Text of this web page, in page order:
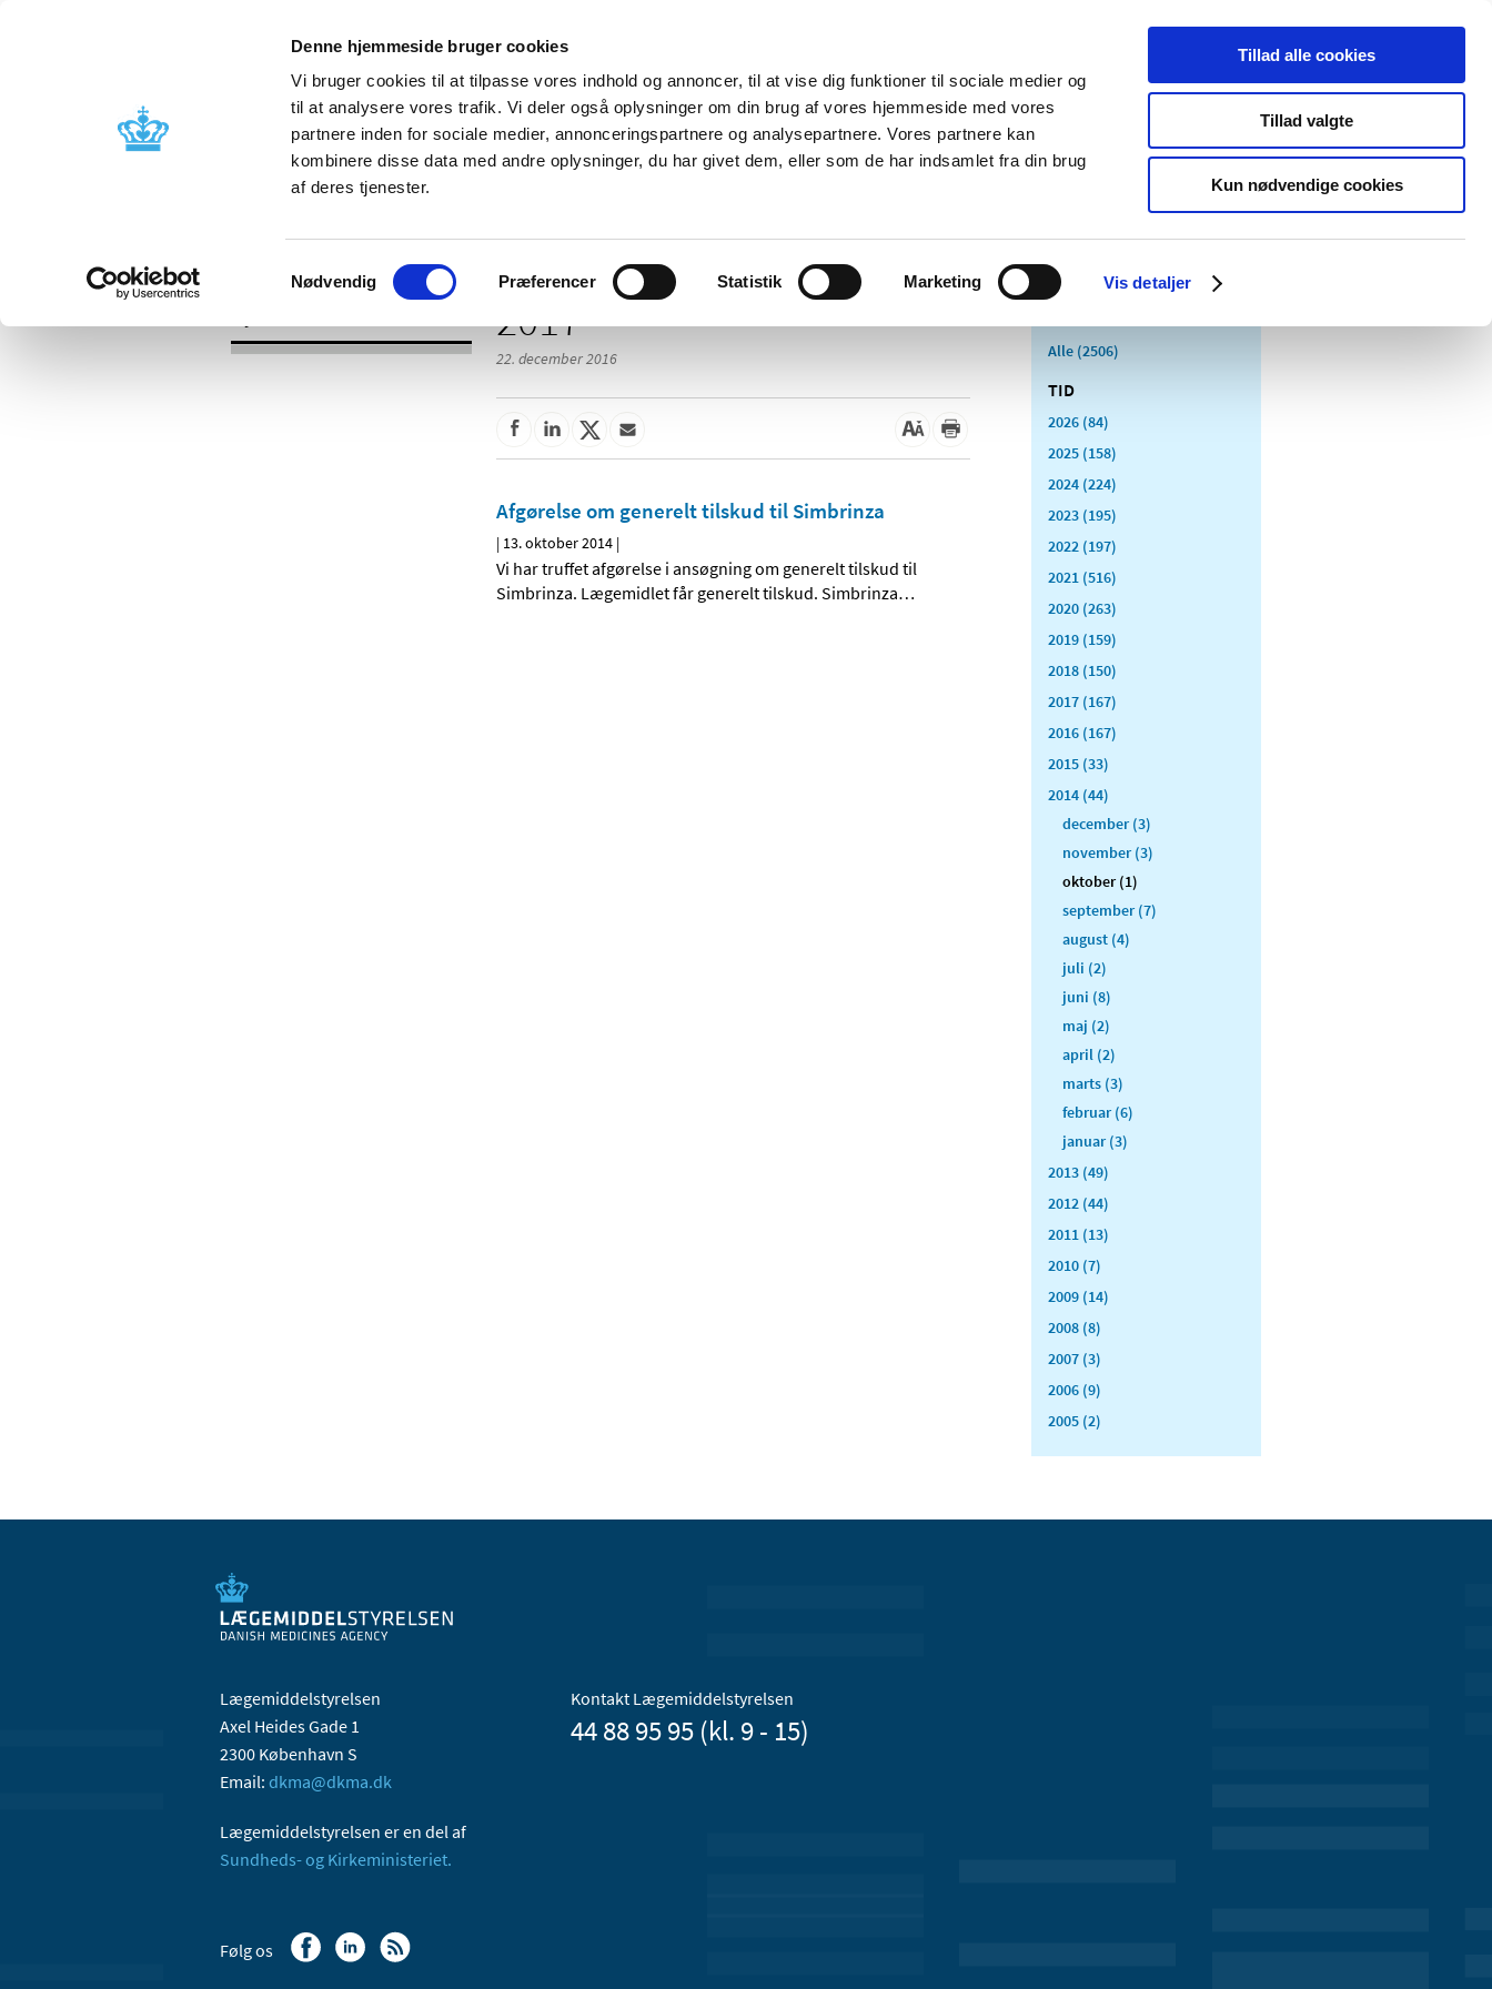
Denne hjemmeside bruger cookies
Vi bruger cookies til at tilpasse vores indhold og annoncer, til at vise dig funktioner til sociale medier og
til at analysere vores trafik. Vi deler også oplysninger om din brug af vores hjemmeside med vores
partnere inden for sociale medier, annonceringspartnere og analysepartnere. Vores partnere kan
kombinere disse data med andre oplysninger, du har givet dem, eller som de har indsamlet fra din brug
af deres tjenester.
Samtykkevalg
Nødvendig Præferencer Statistik Marketing Vis detaljer
Tillad alle cookies
Tillad valgte
Kun nødvendige cookies
Nyheder Om os Kontakt Udgivelser
Godkendelse og
Bivirkninger og
produktinformation
Tilskud og
Apoteker og salg af
Medicinsk
Særlige
produktområder
2017
22. december 2016
Afgørelse om generelt tilskud til Simbrinza
| 13. oktober 2014 |
Vi har truffet afgørelse i ansøgning om generelt tilskud til
Simbrinza. Lægemidlet får generelt tilskud. Simbrinza…
Alle (2506)
TID
2026 (84)
2025 (158)
2024 (224)
2023 (195)
2022 (197)
2021 (516)
2020 (263)
2019 (159)
2018 (150)
2017 (167)
2016 (167)
2015 (33)
2014 (44)
december (3)
november (3)
oktober (1)
september (7)
august (4)
juli (2)
juni (8)
maj (2)
april (2)
marts (3)
februar (6)
januar (3)
2013 (49)
2012 (44)
2011 (13)
2010 (7)
2009 (14)
2008 (8)
2007 (3)
2006 (9)
2005 (2)
Lægemiddelstyrelsen
Axel Heides Gade 1
2300 København S
Email: dkma@dkma.dk
Lægemiddelstyrelsen er en del af
Sundheds- og Kirkeministeriet.
Kontakt Lægemiddelstyrelsen
44 88 95 95 (kl. 9 - 15)
Følg os